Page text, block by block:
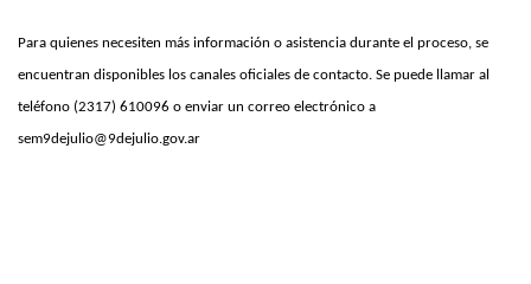
Para quienes necesiten más información o asistencia durante el proceso, se
encuentran disponibles los canales oficiales de contacto. Se puede llamar al
teléfono (2317) 610096 o enviar un correo electrónico a
sem9dejulio@9dejulio.gov.ar